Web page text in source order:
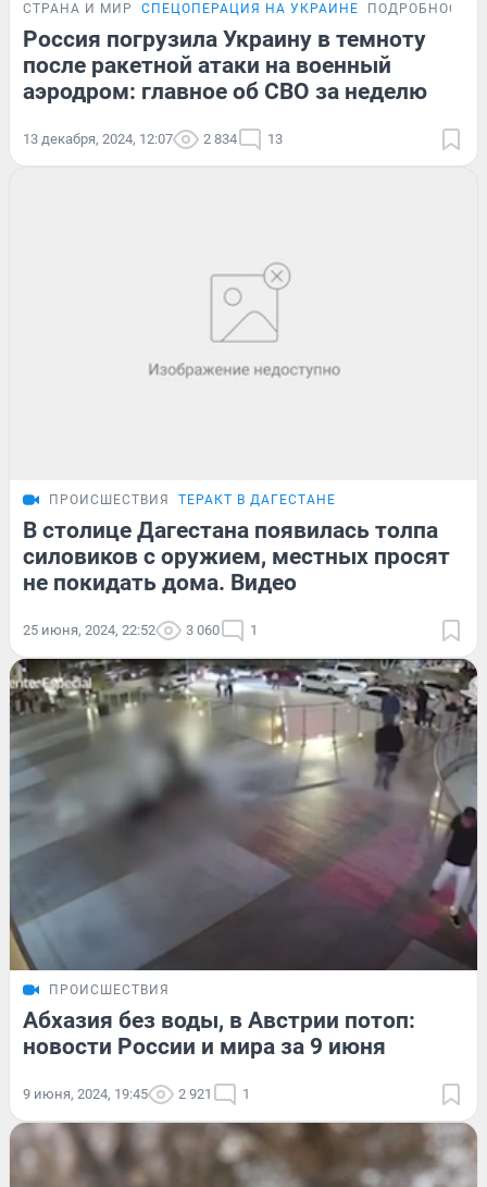
СТРАНА И МИР СПЕЦОПЕРАЦИЯ НА УКРАИНЕ ПОДРОБНОСТИ
Россия погрузила Украину в темноту
после ракетной атаки на военный
аэродром: главное об СВО за неделю
13 декабря, 2024, 12:07 2 834 13
ПРОИСШЕСТВИЯ ТЕРАКТ В ДАГЕСТАНЕ
В столице Дагестана появилась толпа
силовиков с оружием, местных просят
не покидать дома. Видео
25 июня, 2024, 22:52 3 060 1
ПРОИСШЕСТВИЯ
Абхазия без воды, в Австрии потоп:
новости России и мира за 9 июня
9 июня, 2024, 19:45 2 921 1